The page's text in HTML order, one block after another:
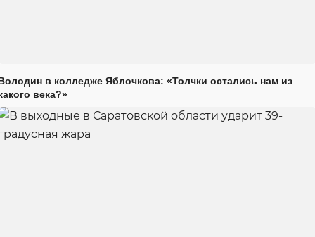
в колледже Яблочкова: «Толчки остались нам из
века?»